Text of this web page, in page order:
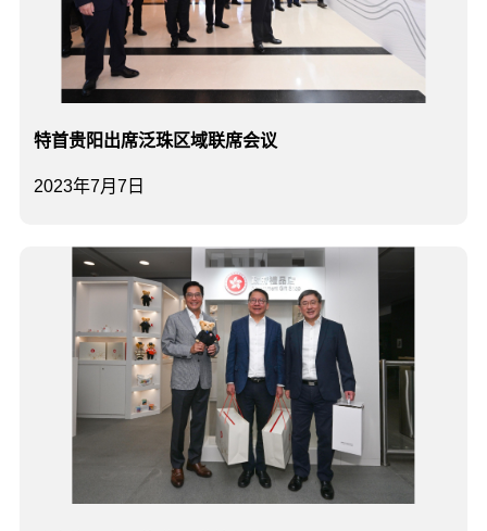
2023年7月7日
特首贵阳出席泛珠区域联席会议